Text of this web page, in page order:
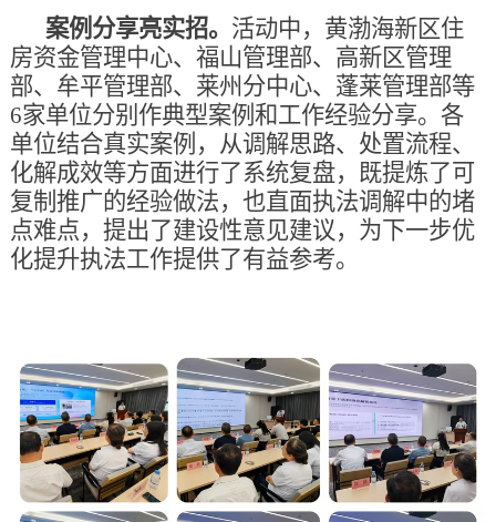
案例分享亮实招。 活动中，黄渤海新区住
房资金管理中心、福山管理部、高新区管理
部、牟平管理部、莱州分中心、蓬莱管理部等
6家单位分别作典型案例和工作经验分享。各
单位结合真实案例，从调解思路、处置流程、
化解成效等方面进行了系统复盘，既提炼了可
复制推广的经验做法，也直面执法调解中的堵
点难点，提出了建设性意见建议，为下一步优
化提升执法工作提供了有益参考。